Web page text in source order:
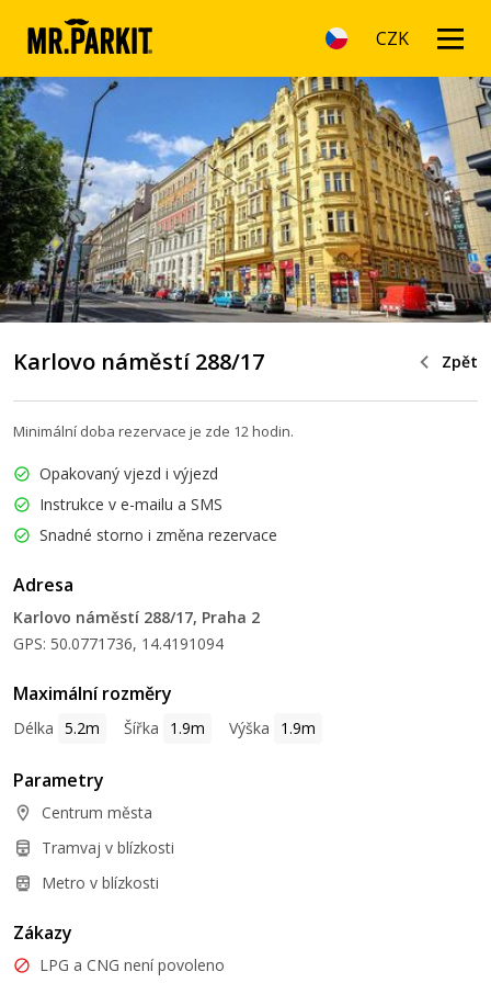
CZK
Karlovo náměstí 288/17 Zpět
Minimální doba rezervace je zde 12 hodin.
Opakovaný vjezd i výjezd
Instrukce v e-mailu a SMS
Snadné storno i změna rezervace
Adresa
Karlovo náměstí 288/17, Praha 2
GPS: 50.0771736, 14.4191094
Maximální rozměry
Délka 5.2m Šířka 1.9m Výška 1.9m
Parametry
Centrum města
Tramvaj v blízkosti
Metro v blízkosti
Zákazy
LPG a CNG není povoleno